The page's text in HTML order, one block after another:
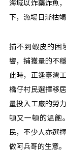
海域以炸藥炸魚
下，漁場日漸枯竭
捕不到蝦皮的困
響，捕獲量的不
此時，正逢臺灣
橋仔村民選擇移
量投入工廠的勞
頓又一頓的溫飽
民，不少人亦選
做阿兵哥的生意。